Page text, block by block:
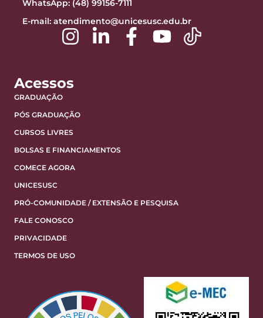
WhatsApp: (48) 99156-7111
E-mail: atendimento@unicesusc.edu.br
Acessos
GRADUAÇÃO
PÓS GRADUAÇÃO
CURSOS LIVRES
BOLSAS E FINANCIAMENTOS
COMECE AGORA
UNICESUSC
PRÓ-COMUNIDADE / EXTENSÃO E PESQUISA
FALE CONOSCO
PRIVACIDADE
TERMOS DE USO